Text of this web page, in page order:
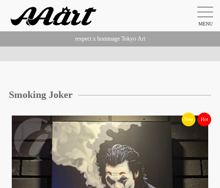
MENU
respect x hommage Tokyo Art
Smoking Joker
New Hot